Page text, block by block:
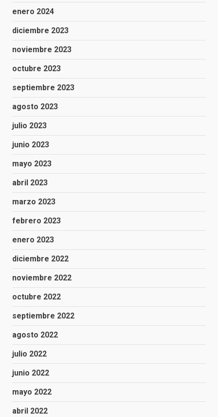
enero 2024
diciembre 2023
noviembre 2023
octubre 2023
septiembre 2023
agosto 2023
julio 2023
junio 2023
mayo 2023
abril 2023
marzo 2023
febrero 2023
enero 2023
diciembre 2022
noviembre 2022
octubre 2022
septiembre 2022
agosto 2022
julio 2022
junio 2022
mayo 2022
abril 2022